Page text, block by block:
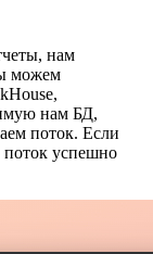
нам
можем
нам БД,
поток. Если
поток успешно